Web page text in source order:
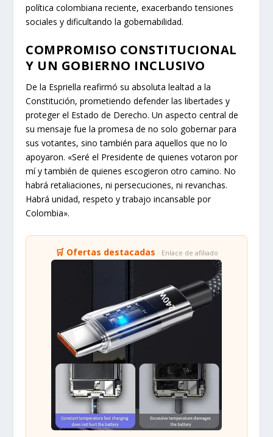
política colombiana reciente, exacerbando tensiones
sociales y dificultando la gobernabilidad.
COMPROMISO CONSTITUCIONAL
Y UN GOBIERNO INCLUSIVO
De la Espriella reafirmó su absoluta lealtad a la
Constitución, prometiendo defender las libertades y
proteger el Estado de Derecho. Un aspecto central de
su mensaje fue la promesa de no solo gobernar para
sus votantes, sino también para aquellos que no lo
apoyaron. «Seré el Presidente de quienes votaron por
mí y también de quienes escogieron otro camino. No
habrá retaliaciones, ni persecuciones, ni revanchas.
Habrá unidad, respeto y trabajo incansable por
Colombia».
🛒 Ofertas destacadas · Enlace de afiliado